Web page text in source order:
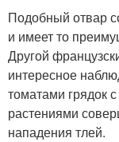
Подобный отвар
и имеет то
Другой
интересное
томатами грядок
растениями
нападения тлей.